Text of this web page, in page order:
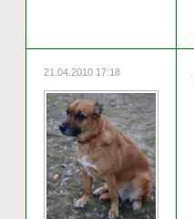
21.04.2010 17:18